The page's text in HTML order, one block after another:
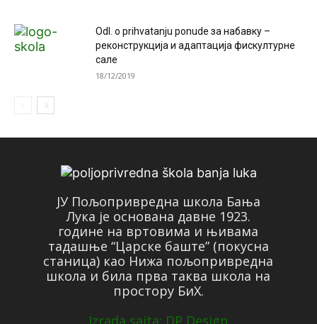
Odl. o prihvatanju ponude за набавку –
реконструкција и адаптација фискултурне
сале
18/12/2019
ЈУ Пољопривредна школа Бања
Лука је основана давне 1923.
године на вртовима и њивама
тадашње “Царске баште” (покусна
станица) као Нижа пољопривредна
школа и била прва таква школа на
простору БиХ.
Izrada sajta: DP Design